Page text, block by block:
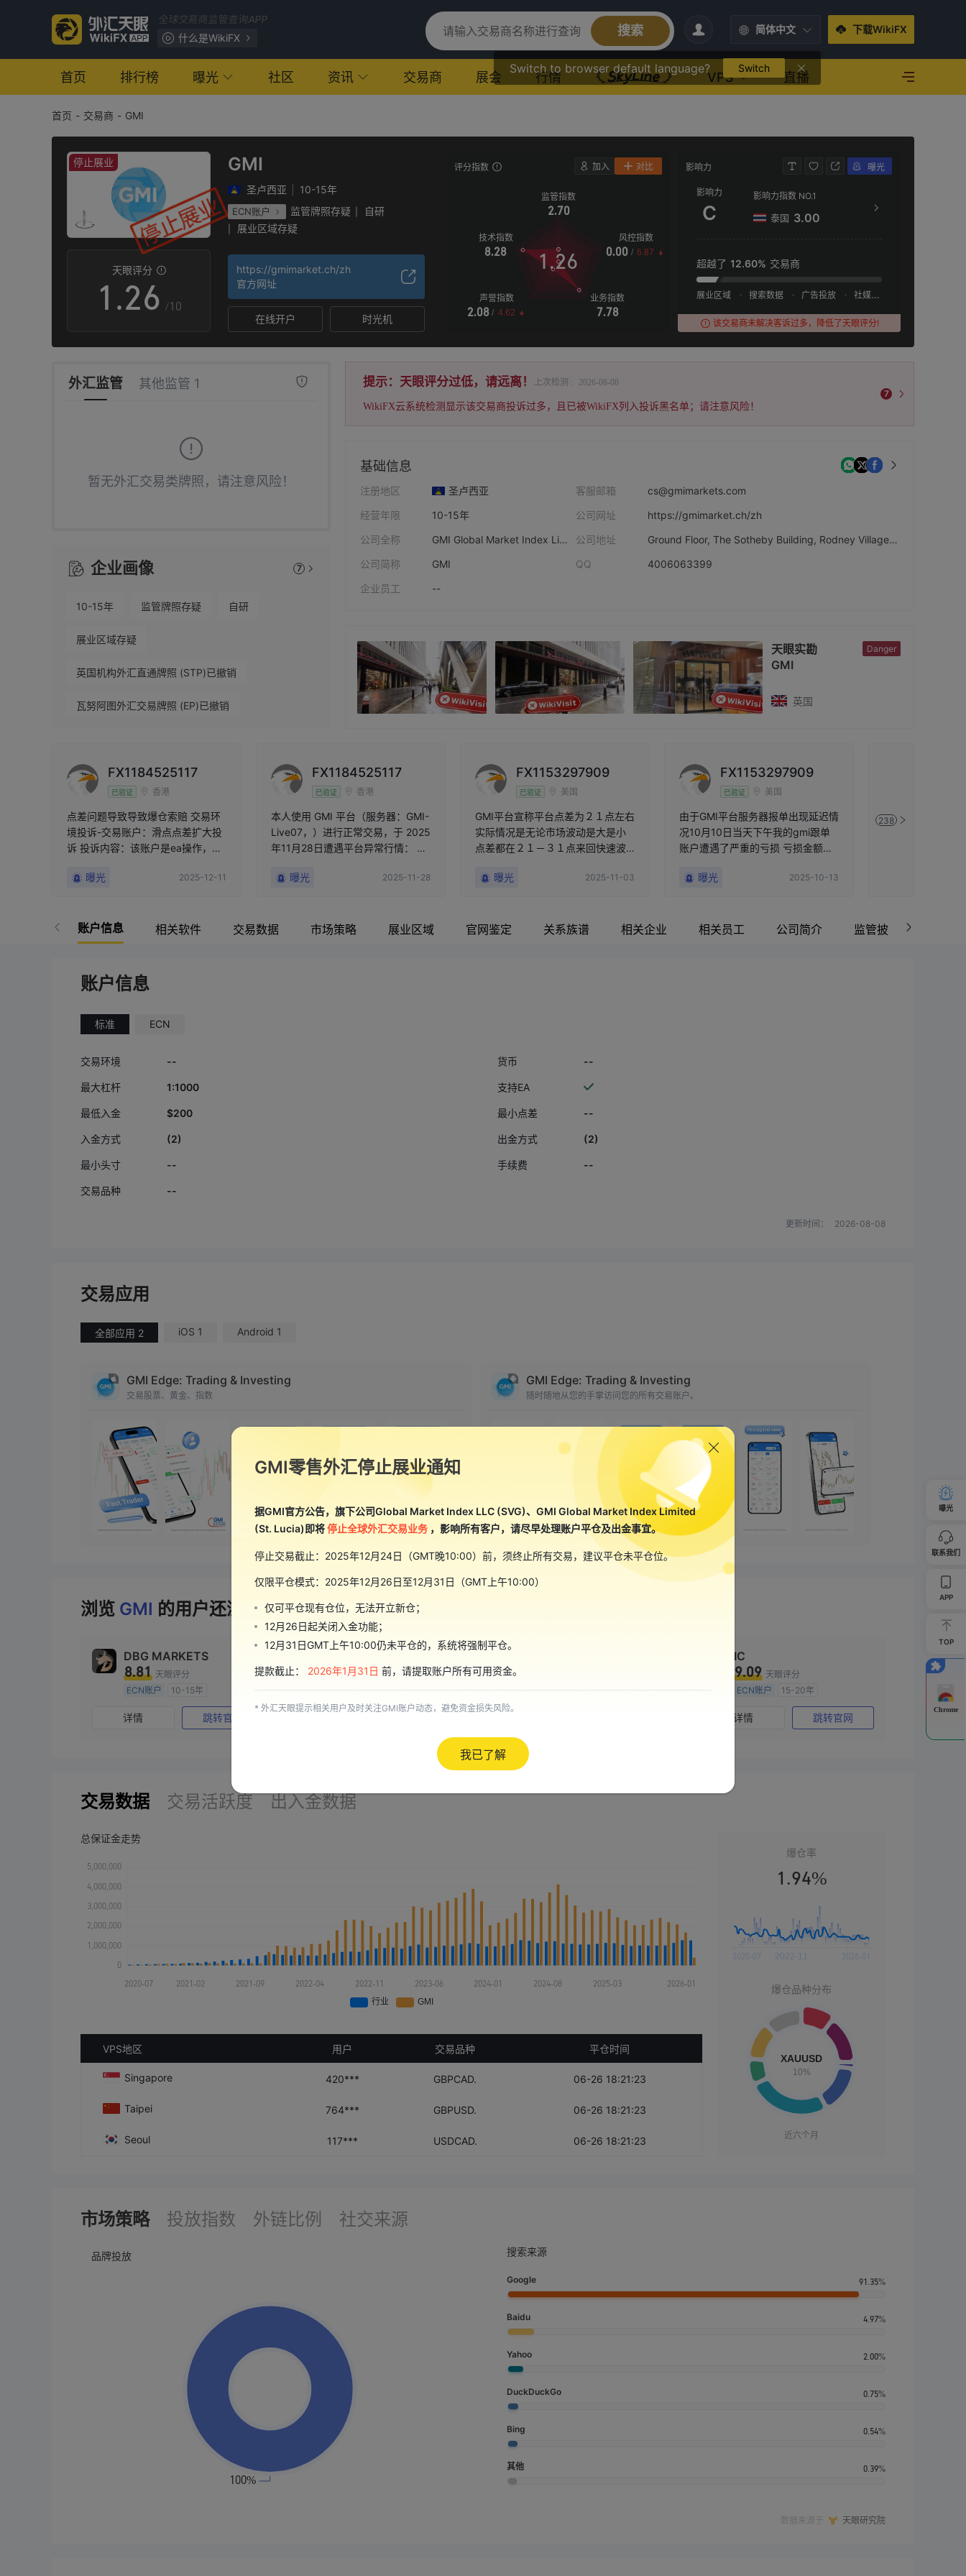
全球交易商监管查询APP
什么是WikiFX
搜索 简体中文
Switch to browser default language? Switch
下载WikiFX
首页 排行榜 曝光 社区 资讯 交易商 展会 行情 VPS 直播
首页 - 交易商 - GMI
停止展业
天眼评分
0
1
2
3
5
7
8
9
.
0
1
2
3
4
6
9
0
1
2
3
4
5
6
7
8
/10
GMI
圣卢西亚 10-15年
ECN账户 监管牌照存疑 自研
展业区域存疑
高级风险隐患
https://gmimarket.ch/zh
官方网址
在线开户 时光机
评分指数
监管指数
2.70
技术指数
8.28
声誉指数
2.08 / 4.62
业务指数
7.78
风控指数
0.00 / 6.87
1.26
影响力
影响力
C
影响力指数 NO.1
泰国 3.00
超越了 12.60% 交易商
展业区域 搜索数据 广告投放 社媒指数
该交易商未解决客诉过多，降低了天眼评分!
加入 对比 曝光
外汇监管 其他监管 1
暂无外汇交易类牌照，请注意风险！
企业画像 7
10-15年 监管牌照存疑 自研
展业区域存疑
英国机构外汇直通牌照 (STP)已撤销
瓦努阿图外汇交易牌照 (EP)已撤销
提示：天眼评分过低，请远离！ 上次检测 : 2026-08-08
WikiFX云系统检测显示该交易商投诉过多，且已被WikiFX列入投诉黑名单；请注意风险！
7
基础信息
注册地区
圣卢西亚
经营年限
10-15年
公司全称
GMI Global Market Index Limited
公司简称
GMI
企业员工
--
客服邮箱
cs@gmimarkets.com
公司网址
https://gmimarket.ch/zh
公司地址
Ground Floor, The Sotheby Building, Rodney Village, Rodney Bay, Gros-Islet, Saint Lucia
QQ
4006063399
天眼实勘
GMI
Danger
英国
FX1184525117
已验证 香港
点差问题导致导致爆仓索赔 交易环
境投诉-交易账户：滑点点差扩大投
诉 投诉内容：该账户是ea操作，盘
子进场出场都扩大至几十美金，导
亏损金额，或直接恢复至早上开盘
时的账户净值
曝光 2025-12-11
FX1184525117
已验证 香港
本人使用 GMI 平台（服务器：GMI-
Live07，）进行正常交易，于 2025
年11月28日遭遇平台异常行情： •
可成交的极端报价 • 多单瞬间以异
通告，明确说明： • CME 技术故障
曝光 2025-11-28
FX1153297909
已验证 美国
GMI平台宣称平台点差为２１点左右
实际情况是无论市场波动是大是小
点差都在２１－３１点来回快速波
符 纯纯就是恶意滑点吃客户手续费
曝光 2025-11-03
FX1153297909
已验证 美国
由于GMI平台服务器报单出现延迟情
况10月10日当天下午我的gmi跟单
账户遭遇了严重的亏损 亏损金额大
户里部分单子平仓点位跟带单者的
本金和利润严重亏损 五个账户差点
曝光 2025-10-13
平台出金，提到
238
账户信息 相关软件 交易数据 市场策略 展业区域 官网鉴定 关系族谱 相关企业 相关员工 公司简介 监管披露
账户信息
标准 ECN
交易环境 -- 货币 --
最大杠杆 1:1000 支持EA
最低入金 $200 最小点差 --
入金方式 (2) 出金方式 (2)
最小头寸 -- 手续费 --
交易品种 --
更新时间： 2026-08-08
交易应用
全部应用 2 iOS 1 Android 1
GMI Edge: Trading & Investing
交易股票、黄金、指数
GMI Edge: Trading & Investing
随时随地从您的手掌访问您的所有交易账户。
浏览 GMI 的用户还浏览了..
DBG MARKETS
8.81 天眼评分
ECN账户
10-15年
全牌照 (MM)
主标MT4
详情 跳转官网
9.21 天眼评分
ECN账户
10-15年
澳大利亚监管
全牌照 (MM)
15-20年
澳大利亚监管
IC
9.09 天眼评分
ECN账户
15-20年
全牌照 (MM)
主标MT4
详情 跳转官网
交易数据 交易活跃度 出入金数据
总保证金走势
VPS地区 用户 交易品种 平仓时间
Singapore 420*** GBPCAD. 06-26 18:21:23
Taipei 764*** GBPUSD. 06-26 18:21:23
Seoul 117*** USDCAD. 06-26 18:21:23
爆仓率
1.94%
爆仓品种分布
近六个月
市场策略 投放指数 外链比例 社交来源
搜索来源
Google 91.35%
Baidu 4.97%
Yahoo 2.00%
DuckDuckGo 0.75%
Bing 0.54%
其他 0.39%
数据来源于 天眼研究院
曝光
联系我们
APP
TOP
Chrome
GMI零售外汇停止展业通知
据GMI官方公告，旗下公司Global Market Index LLC (SVG)、GMI Global Market Index Limited
(St. Lucia)即将停止全球外汇交易业务 ，影响所有客户，请尽早处理账户平仓及出金事宜。
停止交易截止：2025年12月24日（GMT晚10:00）前，须终止所有交易，建议平仓未平仓位。
仅限平仓模式：2025年12月26日至12月31日（GMT上午10:00）
仅可平仓现有仓位，无法开立新仓；
12月26日起关闭入金功能；
12月31日GMT上午10:00仍未平仓的，系统将强制平仓。
提款截止： 2026年1月31日 前，请提取账户所有可用资金。
* 外汇天眼提示相关用户及时关注GMI账户动态，避免资金损失风险。
我已了解